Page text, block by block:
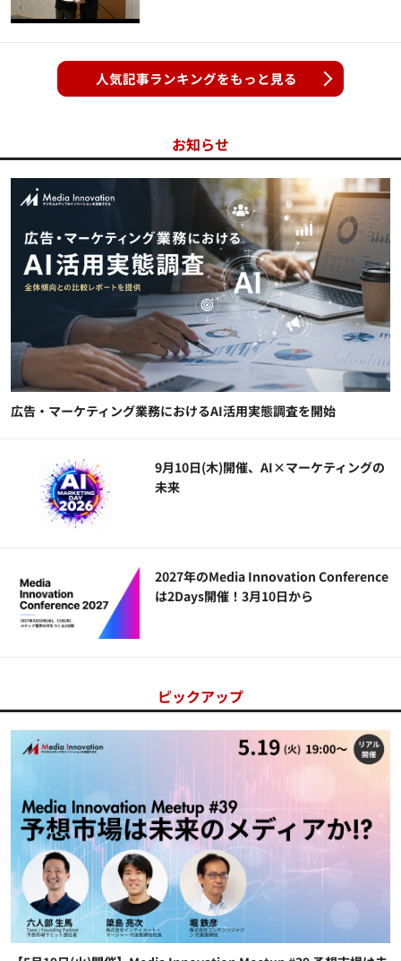
人気記事ランキングをもっと見る
お知らせ
広告・マーケティング業務におけるAI活用実態調査を開始
9月10日(木)開催、AI×マーケティングの
未来
2027年のMedia Innovation Conference
は2Days開催！3月10日から
ピックアップ